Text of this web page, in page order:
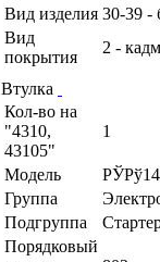
Вид изделия 30-39 -
Вид
покрытия
2 -
Втулка
Кол-во на
"4310,
43105"
1
Модель
Группа
Подгруппа
Порядковый